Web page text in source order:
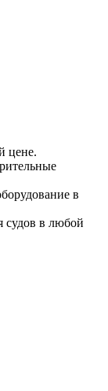
цене.
в
судов в любой